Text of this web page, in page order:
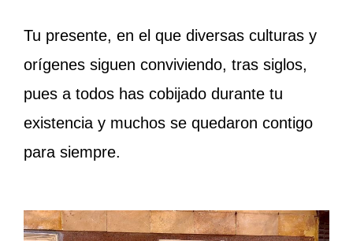
Tu presente, en el que diversas culturas y
orígenes siguen conviviendo, tras siglos,
pues a todos has cobijado durante tu
existencia y muchos se quedaron contigo
para siempre.